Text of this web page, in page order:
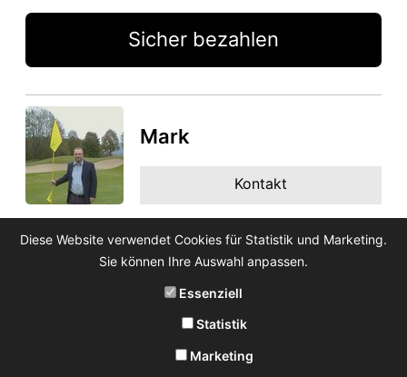
Sicher bezahlen
Mark
Kontakt
Diese Website verwendet Cookies für Statistik und Marketing.
Sie können Ihre Auswahl anpassen.
Essenziell
Statistik
Marketing